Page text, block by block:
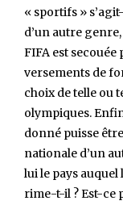
« sportifs »
d’un autre
FIFA est secouée
versements de
choix de telle ou
olympiques.
donné puisse
nationale d’un
lui le pays
rime-t-il ? Est-ce